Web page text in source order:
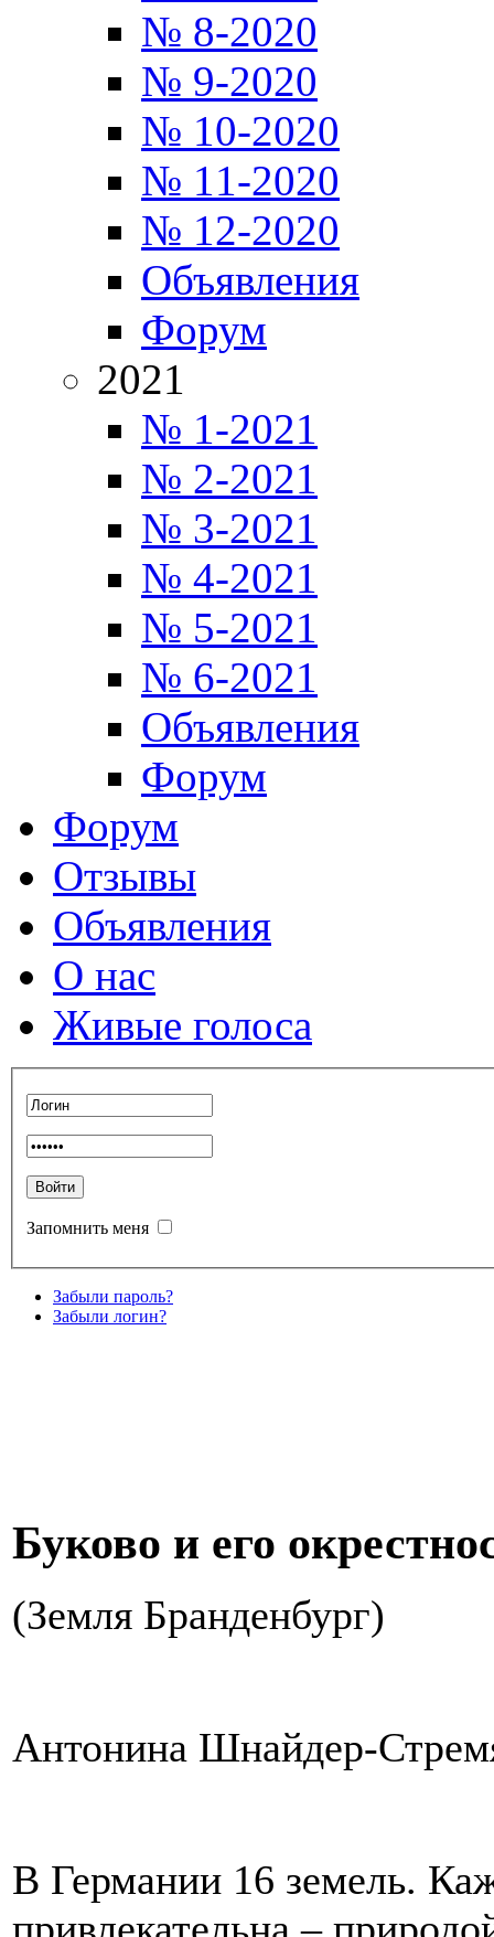
№ 8-2020
№ 9-2020
№ 10-2020
№ 11-2020
№ 12-2020
Объявления
Форум
2021
№ 1-2021
№ 2-2021
№ 3-2021
№ 4-2021
№ 5-2021
№ 6-2021
Объявления
Форум
Форум
Отзывы
Объявления
О нас
Живые голоса
Запомнить меня
Забыли пароль?
Забыли логин?
Буково и его
(Земля Бранденбург)
Антонина Шнайдер-
В Германии 16 земель.